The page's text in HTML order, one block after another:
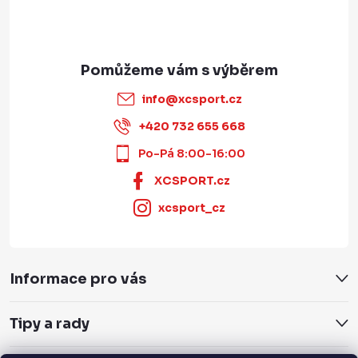
info@xcsport.cz
+420 732 655 668
Po-Pá 8:00-16:00
XCSPORT.cz
xcsport_cz
Informace pro vás
Tipy a rady